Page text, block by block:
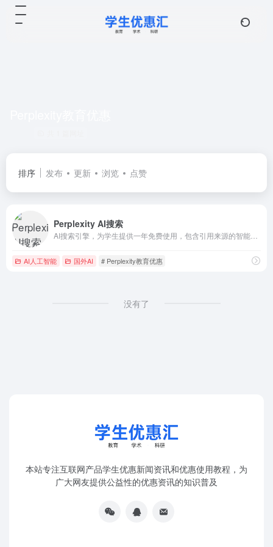
排序 发布 更新 浏览 点赞
Perplexity AI搜索
AI人工智能 国外AI # Perplexity教育优惠
没有了
本站专注互联网产品学生优惠新闻资讯和优惠使用教程，为
广大网友提供公益性的优惠资讯的知识普及